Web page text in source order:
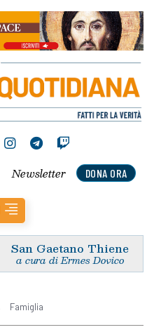
DONA ORA
Newsletter
San Gaetano Thiene
a cura di Ermes Dovico
Famiglia